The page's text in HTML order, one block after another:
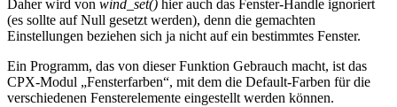
Daher wird von wind_set() hier auch das Fenster-Handle ignoriert
(es sollte auf Null gesetzt werden), denn die gemachten
Einstellungen beziehen sich ja nicht auf ein bestimmtes Fenster.
Ein Programm, das von dieser Funktion Gebrauch macht, ist das
CPX-Modul „Fensterfarben“, mit dem die Default-Farben für die
verschiedenen Fensterelemente eingestellt werden können.